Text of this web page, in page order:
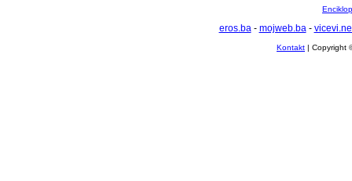
eros.ba- mojweb.ba-
Kontakt | Copyright